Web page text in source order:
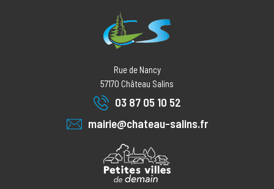
Rue de Nancy
57170 Château Salins
03 87 05 10 52
mairie@chateau-salins.fr